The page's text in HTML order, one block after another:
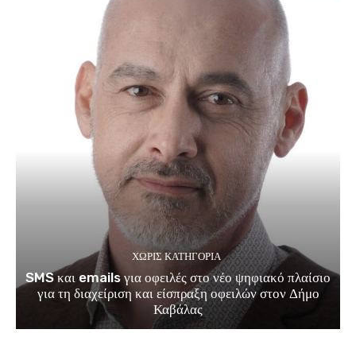
ΧΩΡΊΣ ΚΑΤΗΓΟΡΊΑ
SMS και emails για οφειλές στο νέο ψηφιακό πλαίσιο
για τη διαχείριση και είσπραξη οφειλών στον Δήμο
Καβάλας